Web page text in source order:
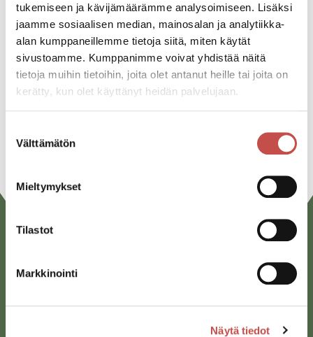
tukemiseen ja kävijämäärämme analysoimiseen. Lisäksi
jaamme sosiaalisen median, mainosalan ja analytiikka-
alan kumppaneillemme tietoja siitä, miten käytät
sivustoamme. Kumppanimme voivat yhdistää näitä
tietoja muihin tietoihin, joita olet antanut heille tai joita on
kerätty, kun olet käyttänyt heidän palvelujaan.
valinta
Välttämätön
Mieltymykset
Tilastot
Markkinointi
Näytä tiedot
Jaa tapahtuma:
Facebook
Twitter
Linkedin